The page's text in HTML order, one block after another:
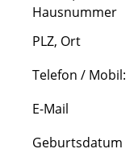
Hausnummer
PLZ, Ort
Telefon / Mobil:
E-Mail
Geburtsdatum